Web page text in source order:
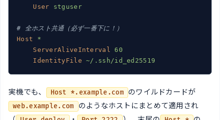
User stguser
# 全ホスト共通（必ず一番下に！）
Host
*
ServerAliveInterval
60
IdentityFile
~/.ssh/id_ed25519
実機でも、 Host *.example.com のワイルドカードが
web.example.com のようなホストにまとめて適用され